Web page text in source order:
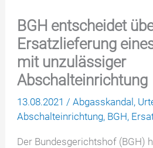
BGH entscheidet
Ersatzlieferung
mit unzulässiger
Abschalteinrichtung
13.08.2021/Abgasskandal ,
Abschalteinrichtung, BGH,
Der Bundesgerichtshof (BGH)